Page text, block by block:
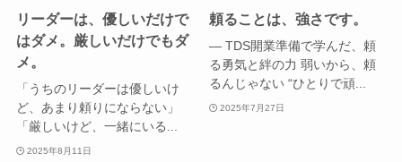
リーダーは、優しいだけで
はダメ。厳しいだけでもダ
メ。
「うちのリーダーは優しいけ
ど、あまり頼りにならない」
「厳しいけど、一緒にいる...
2025年8月11日
頼ることは、強さです。
― TDS開業準備で学んだ、頼
る勇気と絆の力 弱いから、頼
るんじゃない “ひとりで頑...
2025年7月27日